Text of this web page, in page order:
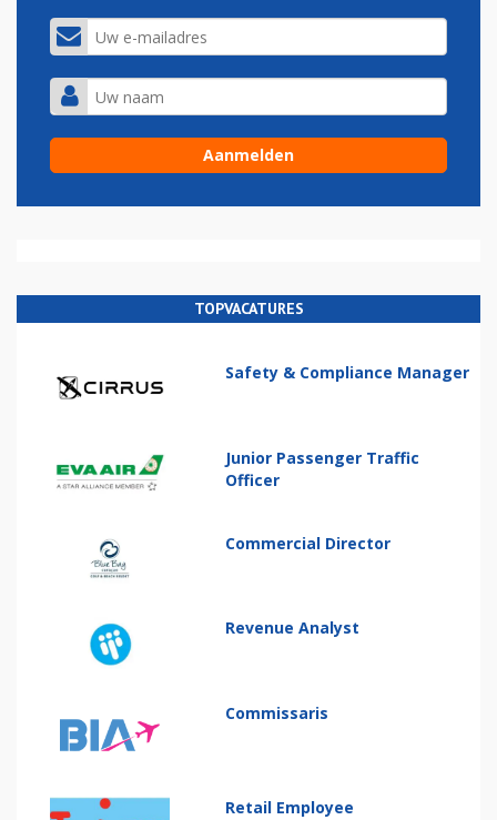
TOPVACATURES
Safety & Compliance Manager
Junior Passenger Traffic
Officer
Commercial Director
Revenue Analyst
Commissaris
Retail Employee